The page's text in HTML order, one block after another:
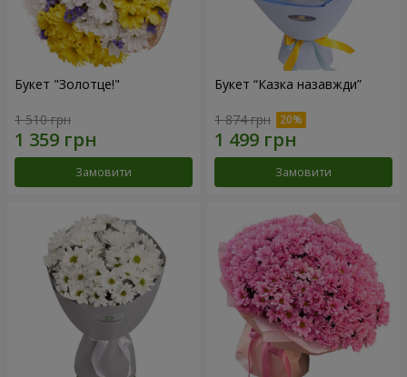
Букет "Золотце!"
1 510 грн
Замовити
Букет “Казка назавжди”
1 874 грн
Замовити